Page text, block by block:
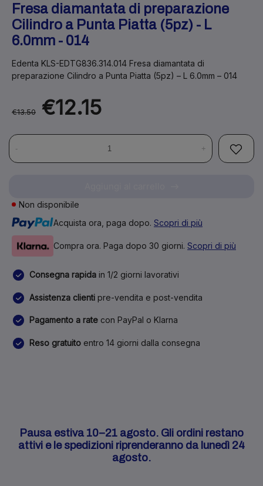
Fresa diamantata di preparazione
Cilindro a Punta Piatta (5pz) - L
6.0mm - 014
Edenta KLS-EDTG836.314.014 Fresa diamantata di
preparazione Cilindro a Punta Piatta (5pz) – L 6.0mm – 014
€13.50 €12.15
- +
Non disponibile
Acquista ora, paga dopo. Scopri di più
Compra ora. Paga dopo 30 giorni. Scopri di più
Consegna rapida in 1/2 giorni lavorativi
Assistenza clienti pre-vendita e post-vendita
Pagamento a rate con PayPal o Klarna
Reso gratuito entro 14 giorni dalla consegna
Pausa estiva 10–21 agosto. Gli ordini restano
attivi e le spedizioni riprenderanno da lunedì 24
agosto.